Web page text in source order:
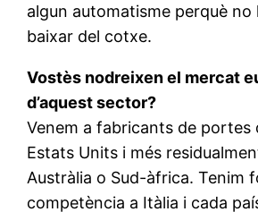
algun automatisme perquè no
baixar del cotxe.
Vostès nodreixen el mercat
d’aquest sector?
Venem a fabricants de portes
Estats Units i més
Austràlia o Sud-àfrica. Tenim
competència a Itàlia i cada